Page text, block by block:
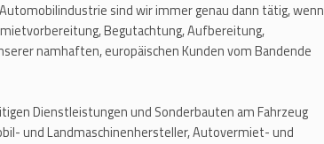
sind wir immer genau dann tätig, wenn
Begutachtung, Aufbereitung,
namhaften, europäischen Kunden vom Bandende
Dienstleistungen und Sonderbauten am Fahrzeug
und Landmaschinenhersteller, Autovermiet- und